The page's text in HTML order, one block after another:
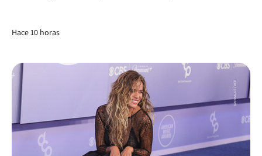
Hace 10 horas